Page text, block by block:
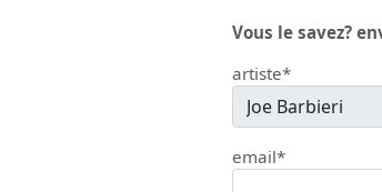
Vous le savez?
artiste*
email*